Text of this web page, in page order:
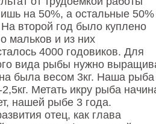
на 50%, а остальные 50%
второй год было куплено
мальков и из них
4000 годовиков. Для
вида рыбы нужно
была весом 3кг. Наша рыба
Метать икру рыба
нашей рыбе 3 года.
отец, как глава